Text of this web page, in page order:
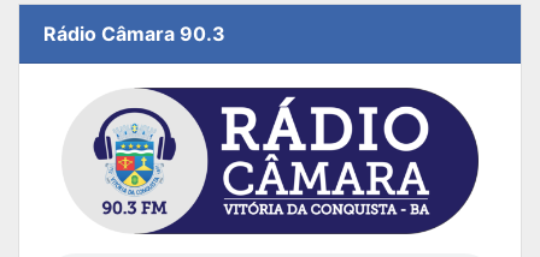
Rádio Câmara 90.3